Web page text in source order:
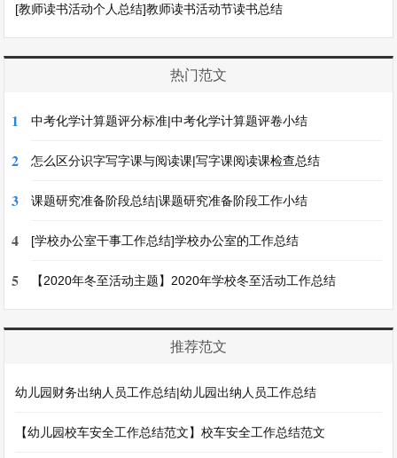
[教师读书活动个人总结]教师读书活动节读书总结
热门范文
1 中考化学计算题评分标准|中考化学计算题评卷小结
2 怎么区分识字写字课与阅读课|写字课阅读课检查总结
3 课题研究准备阶段总结|课题研究准备阶段工作小结
4 [学校办公室干事工作总结]学校办公室的工作总结
5 【2020年冬至活动主题】2020年学校冬至活动工作总结
推荐范文
幼儿园财务出纳人员工作总结|幼儿园出纳人员工作总结
【幼儿园校车安全工作总结范文】校车安全工作总结范文